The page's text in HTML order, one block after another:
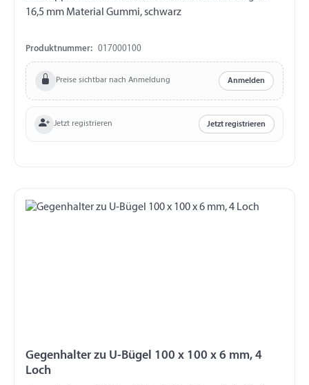
16,5 mm Material Gummi, schwarz
Produktnummer: 017000100
Preise sichtbar nach Anmeldung Anmelden
Jetzt registrieren Jetzt registrieren
Gegenhalter zu U-Bügel 100 x 100 x 6 mm, 4
Loch